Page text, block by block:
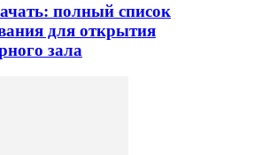
полный список
для открытия
зала